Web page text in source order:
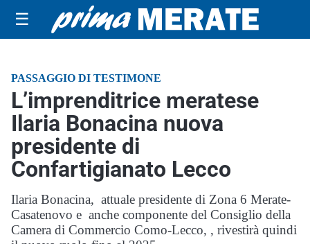
☰
PASSAGGIO DI TESTIMONE
L’imprenditrice meratese
Ilaria Bonacina nuova
presidente di
Confartigianato Lecco
Ilaria Bonacina, attuale presidente di Zona 6 Merate-
Casatenovo e anche componente del Consiglio della
Camera di Commercio Como-Lecco, , rivestirà quindi